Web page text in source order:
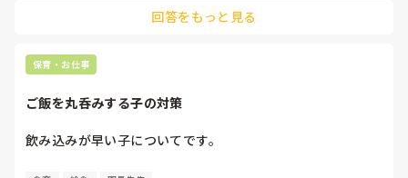
られるようになった子もいました。
回答をもっと見る
保育・お仕事
ご飯を丸呑みする子の対策
飲み込みが早い子についてです。